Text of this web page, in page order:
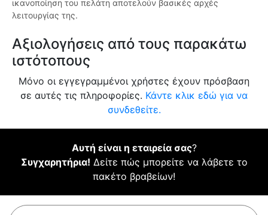
ικανοποίηση του πελάτη αποτελούν βασικές αρχές
λειτουργίας της.
Αξιολογήσεις από τους παρακάτω
ιστότοπους
Μόνο οι εγγεγραμμένοι χρήστες έχουν πρόσβαση
σε αυτές τις πληροφορίες. Κάντε κλικ εδώ για να
συνδεθείτε.
Αυτή είναι η εταιρεία σας?
Συγχαρητήρια! Δείτε πώς μπορείτε να λάβετε το
πακέτο βραβείων!